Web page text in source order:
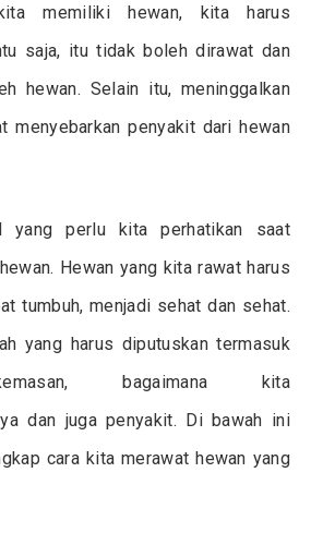
memiliki hewan, kita harus
saja, itu tidak boleh dirawat dan
hewan. Selain itu, meninggalkan
menyebarkan penyakit dari hewan
yang perlu kita perhatikan saat
Hewan yang kita rawat harus
tumbuh, menjadi sehat dan sehat.
yang harus diputuskan termasuk
bagaimana kita
dan juga penyakit. Di bawah ini
cara kita merawat hewan yang